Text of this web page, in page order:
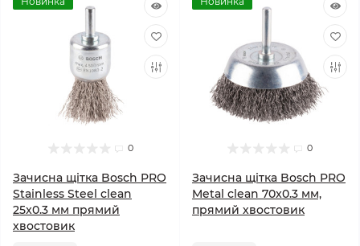
0
Зачисна щітка Bosch PRO
Stainless Steel clean
25x0.3 мм прямий
хвостовик
0
Зачисна щітка Bosch PRO
Metal clean 70x0.3 мм,
прямий хвостовик